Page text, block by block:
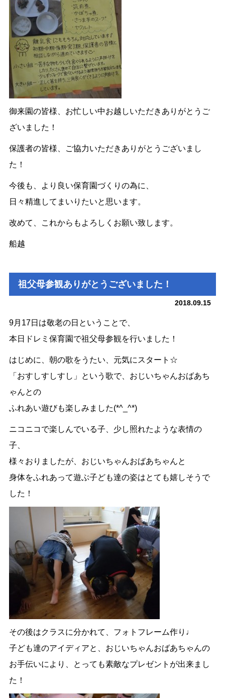
御来園の皆様、お忙しい中お越しいただきありがとうご
ざいました！
保護者の皆様、ご協力いただきありがとうございまし
た！
今後も、より良い保育園づくりの為に、
日々精進してまいりたいと思います。
改めて、これからもよろしくお願い致します。
船越
祖父母参観ありがとうございました！
2018.09.15
9月17日は敬老の日ということで、
本日ドレミ保育園で祖父母参観を行いました！
はじめに、朝の歌をうたい、元気にスタート☆
「おすしすしすし」という歌で、おじいちゃんおばあち
ゃんとの
ふれあい遊びも楽しみました(*^_^*)
ニコニコで楽しんでいる子、少し照れたような表情の
子、
様々おりましたが、おじいちゃんおばあちゃんと
身体をふれあって遊ぶ子ども達の姿はとても嬉しそうで
した！
その後はクラスに分かれて、フォトフレーム作り♩
子ども達のアイディアと、おじいちゃんおばあちゃんの
お手伝いにより、とっても素敵なプレゼントが出来まし
た！